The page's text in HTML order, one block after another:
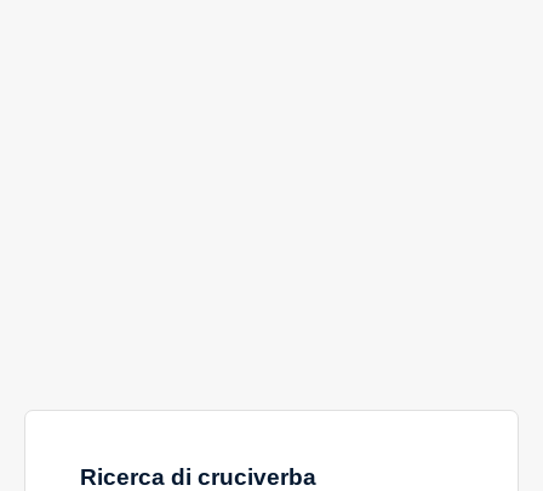
Ricerca di cruciverba